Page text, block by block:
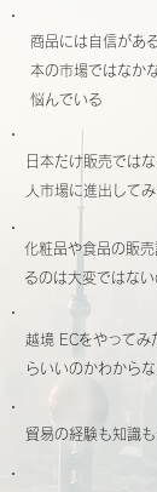
商品には自信があ
本の市場ではなか
悩んでいる
日本だけ販売では
人市場に進出して
化粧品や食品の販売
るのは大変ではない
越境 ECをやってみ
らいいのかわからな
貿易の経験も知識